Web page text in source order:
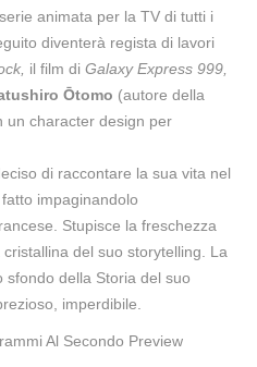
animata per la TV di tutti i
diventerà regista di lavori
il film di Galaxy Express 999,
Ōtomo (autore della
un character design per
di raccontare la sua vita nel
impaginandolo
Stupisce la freschezza
del suo storytelling. La
della Storia del suo
imperdibile.
Al Secondo Preview